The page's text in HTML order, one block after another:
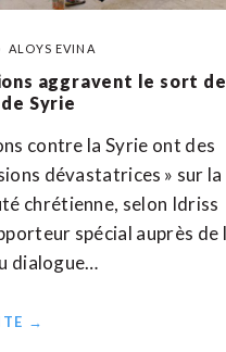
ALOYS EVINA
aggravent le sort
Syrie
contre la Syrie ont des
dévastatrices » sur la
chrétienne, selon Idriss
spécial auprès de
dialogue…
→